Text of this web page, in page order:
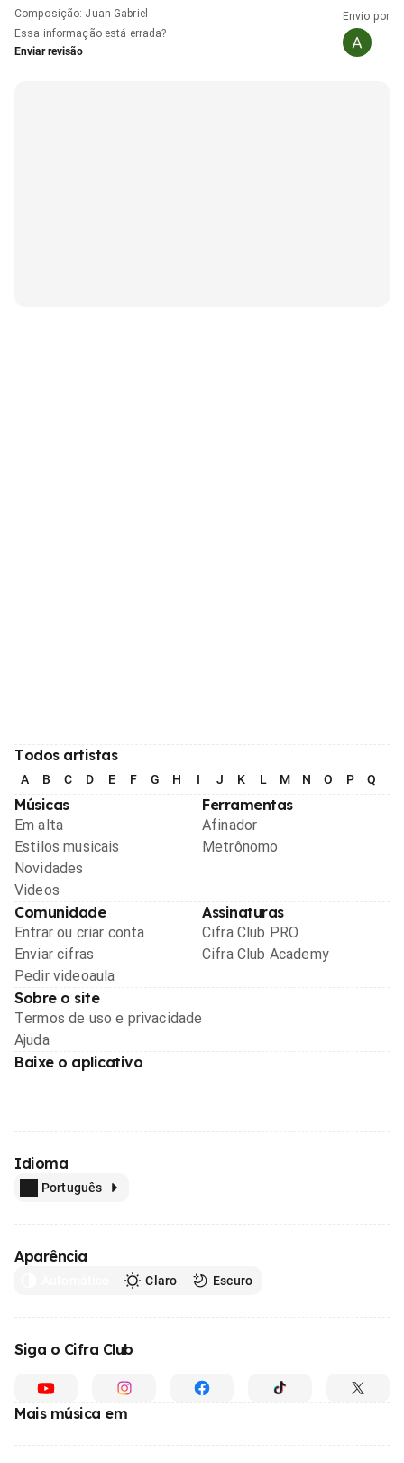
Composição: Juan Gabriel
Essa informação está errada?
Enviar revisão
Envio por
Todos artistas
A B C D E F G H I J K L M N O P Q
Músicas
Em alta
Estilos musicais
Novidades
Videos
Ferramentas
Afinador
Metrônomo
Comunidade
Entrar ou criar conta
Enviar cifras
Pedir videoaula
Assinaturas
Cifra Club PRO
Cifra Club Academy
Sobre o site
Termos de uso e privacidade
Ajuda
Baixe o aplicativo
Idioma
Português
Aparência
Claro Escuro
Siga o Cifra Club
Mais música em